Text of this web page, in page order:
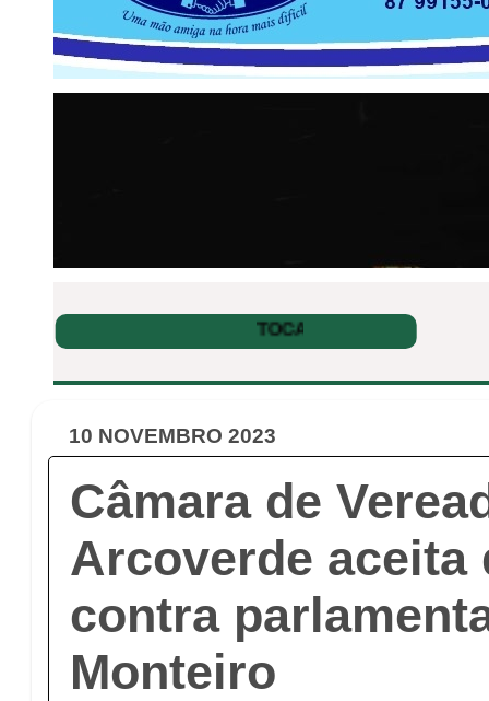
10 NOVEMBRO 2023
Câmara de
Arcoverde aceita
contra
Monteiro